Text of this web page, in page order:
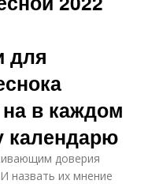
для
в каждом
календарю
доверия
назвать их мнение